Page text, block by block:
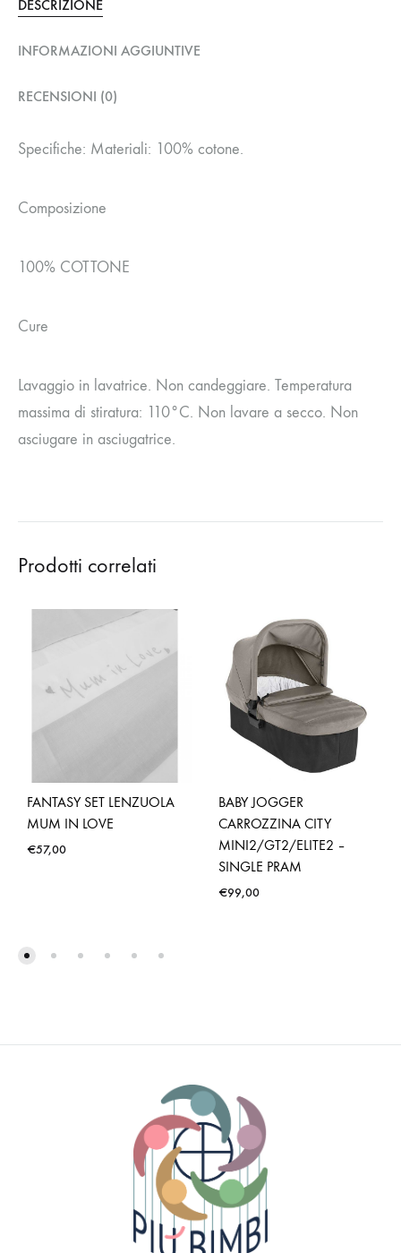
DESCRIZIONE
INFORMAZIONI AGGIUNTIVE
RECENSIONI (0)
Specifiche: Materiali: 100% cotone.
Composizione
100% COTTONE
Cure
Lavaggio in lavatrice. Non candeggiare. Temperatura
massima di stiratura: 110°C. Non lavare a secco. Non
asciugare in asciugatrice.
Prodotti correlati
FANTASY SET LENZUOLA
MUM IN LOVE
€57,00
BABY JOGGER
CARROZZINA CITY
MINI2/GT2/ELITE2 –
SINGLE PRAM
€99,00